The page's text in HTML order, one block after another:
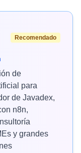
Recomendado
de
para
de Javadex,
n8n,
y grandes